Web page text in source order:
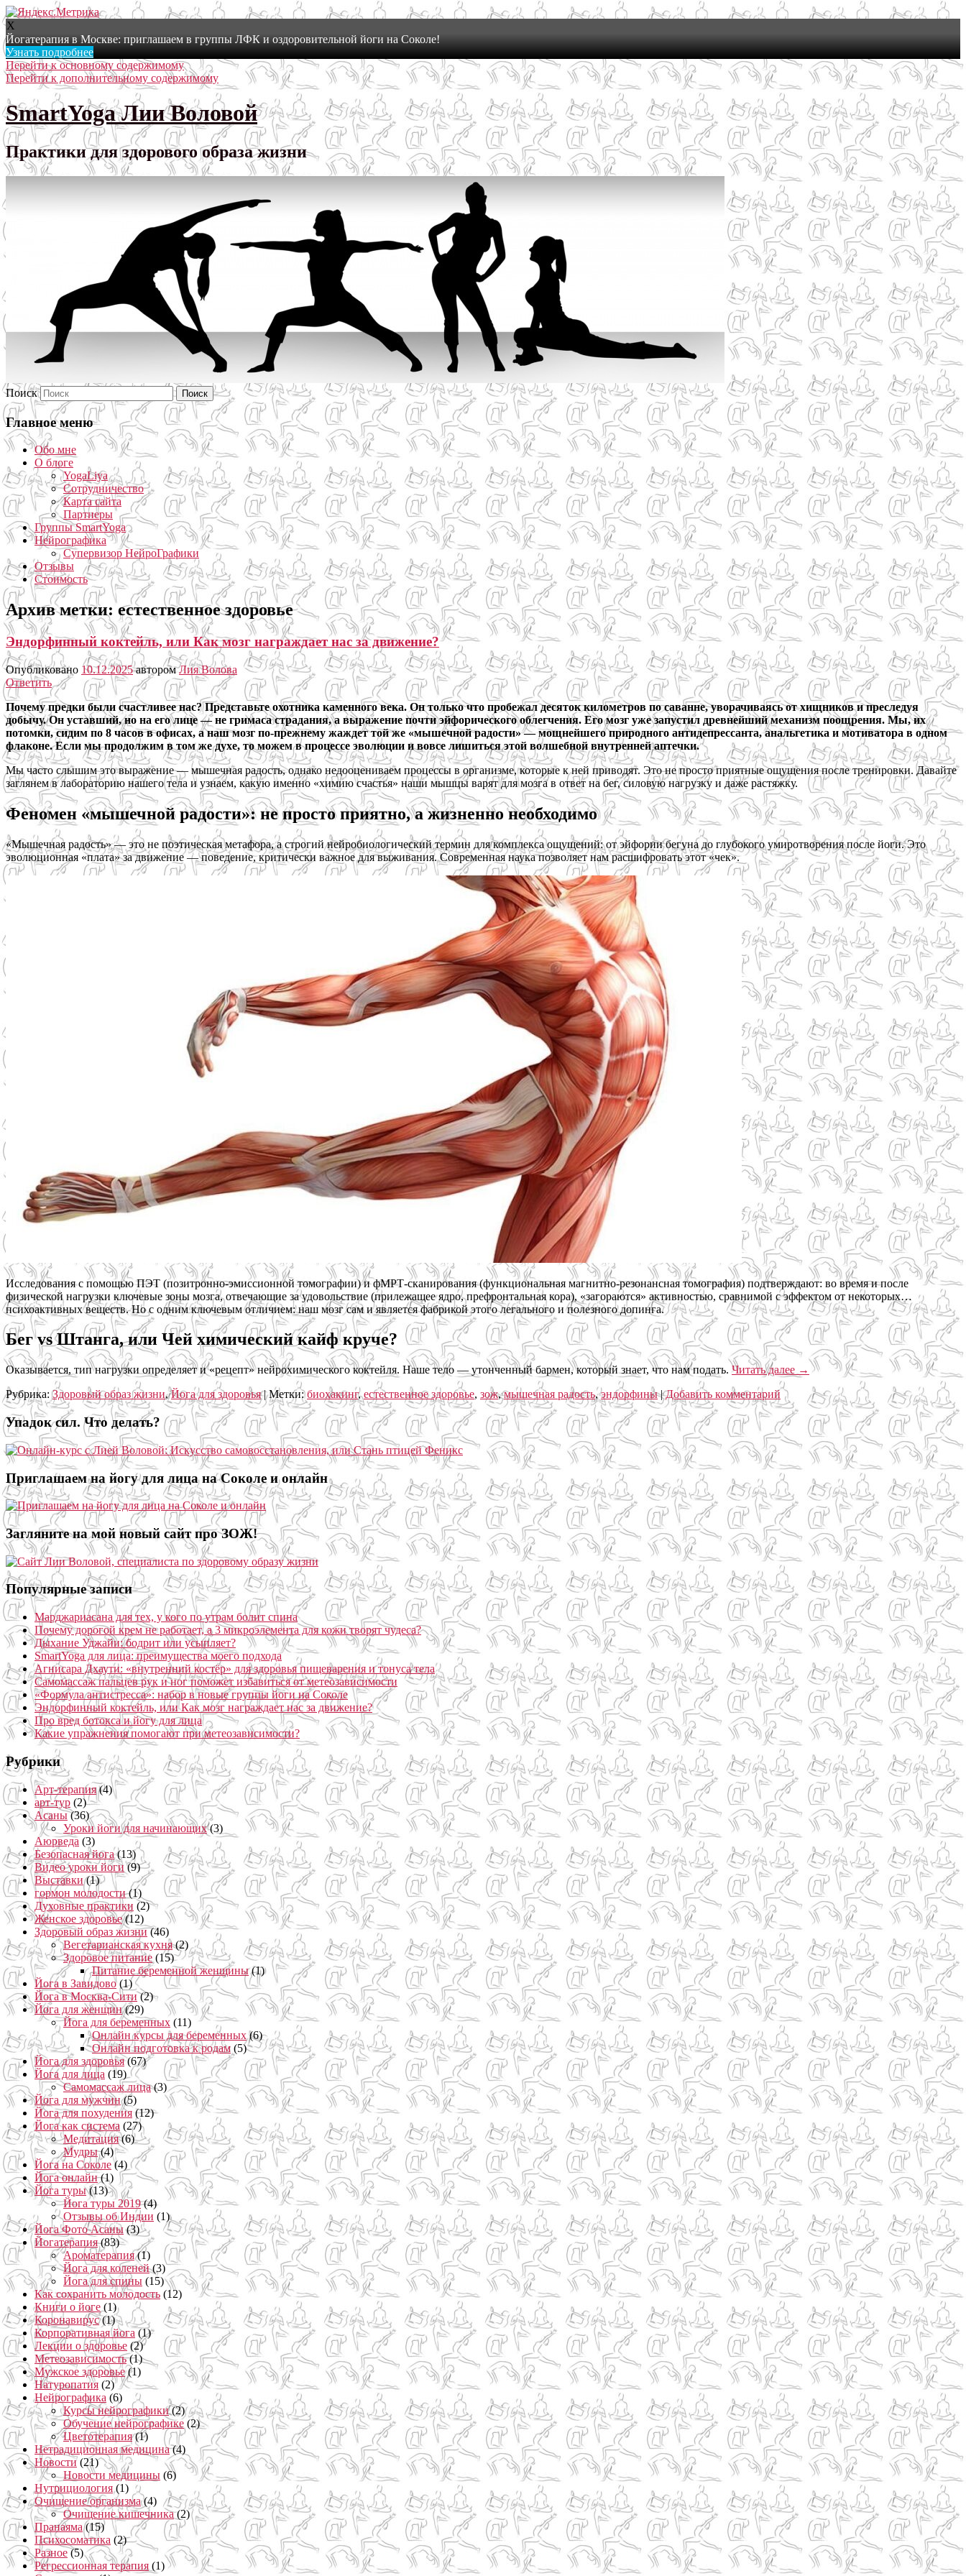
X
Йогатерапия в Москве: приглашаем в группы ЛФК и оздоровительной йоги на Соколе!
Узнать подробнее
Перейти к основному содержимому
Перейти к дополнительному содержимому
SmartYoga Лии Воловой
Практики для здорового образа жизни
Поиск
Главное меню
Обо мне
О блоге
YogaLiya
Сотрудничество
Карта сайта
Партнеры
Группы SmartYoga
Нейрографика
Супервизор НейроГрафики
Отзывы
Стоимость
Архив метки: естественное здоровье
Эндорфинный коктейль, или Как мозг награждает нас за движение?
Опубликовано 10.12.2025 авторомЛия Волова
Ответить
Почему предки были счастливее нас? Представьте охотника каменного века. Он только что пробежал десяток километров по саванне, уворачиваясь от хищников и преследуя
добычу. Он уставший, но на его лице — не гримаса страдания, а выражение почти эйфорического облегчения. Его мозг уже запустил древнейший механизм поощрения. Мы, их
потомки, сидим по 8 часов в офисах, а наш мозг по-прежнему жаждет той же «мышечной радости» — мощнейшего природного антидепрессанта, анальгетика и мотиватора в одном
флаконе. Если мы продолжим в том же духе, то можем в процессе эволюции и вовсе лишиться этой волшебной внутренней аптечки.
Мы часто слышим это выражение — мышечная радость, однако недооцениваем процессы в организме, которые к ней приводят. Это не просто приятные ощущения после тренировки. Давайте
заглянем в лабораторию нашего тела и узнаем, какую именно «химию счастья» наши мышцы варят для мозга в ответ на бег, силовую нагрузку и даже растяжку.
Феномен «мышечной радости»: не просто приятно, а жизненно необходимо
«Мышечная радость» — это не поэтическая метафора, а строгий нейробиологический термин для комплекса ощущений: от эйфории бегуна до глубокого умиротворения после йоги. Это
эволюционная «плата» за движение — поведение, критически важное для выживания. Современная наука позволяет нам расшифровать этот «чек».
Исследования с помощью ПЭТ (позитронно-эмиссионной томографии) и фМРТ-сканирования (функциональная магнитно-резонансная томография) подтверждают: во время и после
физической нагрузки ключевые зоны мозга, отвечающие за удовольствие (прилежащее ядро, префронтальная кора), «загораются» активностью, сравнимой с эффектом от некоторых…
психоактивных веществ. Но с одним ключевым отличием: наш мозг сам и является фабрикой этого легального и полезного допинга.
Бег vs Штанга, или Чей химический кайф круче?
Оказывается, тип нагрузки определяет и «рецепт» нейрохимического коктейля. Наше тело — утонченный бармен, который знает, что нам подать. Читать далее →
Рубрика: Здоровый образ жизни,Йога для здоровья |Метки: биохакинг,естественное здоровье, зож,мышечная радость,эндорфины |Добавить комментарий
Упадок сил. Что делать?
Приглашаем на йогу для лица на Соколе и онлайн
Загляните на мой новый сайт про ЗОЖ!
Популярные записи
Марджариасана для тех, у кого по утрам болит спина
Почему дорогой крем не работает, а 3 микроэлемента для кожи творят чудеса?
Дыхание Уджайи: бодрит или усыпляет?
SmartYoga для лица: преимущества моего подхода
Агнисара Дхаути: «внутренний костёр» для здоровья пищеварения и тонуса тела
Самомассаж пальцев рук и ног поможет избавиться от метеозависимости
«Формула антистресса»: набор в новые группы йоги на Соколе
Эндорфинный коктейль, или Как мозг награждает нас за движение?
Про вред ботокса и йогу для лица
Какие упражнения помогают при метеозависимости?
Рубрики
Арт-терапия(4)
арт-тур (2)
Асаны(36)
Уроки йоги для начинающих(3)
Аюрведа (3)
Безопасная йога(13)
Видео уроки йоги(9)
Выставки(1)
гормон молодости(1)
Духовные практики (2)
Женское здоровье(12)
Здоровый образ жизни(46)
Вегетарианская кухня(2)
Здоровое питание (15)
Питание беременной женщины(1)
Йога в Завидово(1)
Йога в Москва-Сити(2)
Йога для женщин(29)
Йога для беременных (11)
Онлайн курсы для беременных(6)
Онлайн подготовка к родам (5)
Йога для здоровья(67)
Йога для лица (19)
Самомассаж лица(3)
Йога для мужчин(5)
Йога для похудения (12)
Йога как система (27)
Медитация(6)
Мудры(4)
Йога на Соколе(4)
Йога онлайн(1)
Йога туры(13)
Йога туры 2019(4)
Отзывы об Индии (1)
Йога Фото Асаны(3)
Йогатерапия(83)
Ароматерапия(1)
Йога для коленей(3)
Йога для спины (15)
Как сохранить молодость (12)
Книги о йоге (1)
Коронавирус(1)
Корпоративная йога (1)
Лекции о здоровье (2)
Метеозависимость(1)
Мужское здоровье(1)
Натуропатия (2)
Нейрографика (6)
Курсы нейрографики(2)
Обучение нейрографике (2)
Цветотерапия(1)
Нетрадиционная медицина(4)
Новости(21)
Новости медицины (6)
Нутрициология (1)
Очищение организма(4)
Очищение кишечника(2)
Пранаяма(15)
Психосоматика (2)
Разное(5)
Регрессионная терапия (1)